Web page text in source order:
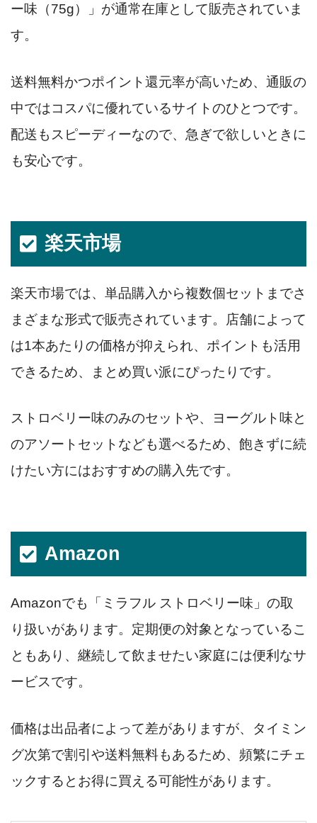
ー味（75g）」が通常在庫として販売されていま
す。
送料無料かつポイント還元率が高いため、通販の
中ではコスパに優れているサイトのひとつです。
配送もスピーディーなので、急ぎで欲しいときに
も安心です。
楽天市場
楽天市場では、単品購入から複数個セットまでさ
まざまな形式で販売されています。店舗によって
は1本あたりの価格が抑えられ、ポイントも活用
できるため、まとめ買い派にぴったりです。
ストロベリー味のみのセットや、ヨーグルト味と
のアソートセットなども選べるため、飽きずに続
けたい方にはおすすめの購入先です。
Amazon
Amazonでも「ミラフル ストロベリー味」の取
り扱いがあります。定期便の対象となっているこ
ともあり、継続して飲ませたい家庭には便利なサ
ービスです。
価格は出品者によって差がありますが、タイミン
グ次第で割引や送料無料もあるため、頻繁にチェ
ックするとお得に買える可能性があります。